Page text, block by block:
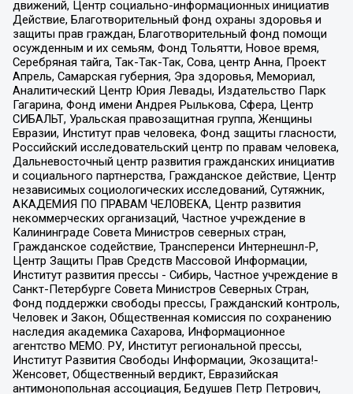
движений, Центр социально-информационных инициатив
Действие, Благотворительный фонд охраны здоровья и
защиты прав граждан, Благотворительный фонд помощи
осужденным и их семьям, Фонд Тольятти, Новое время,
Серебряная тайга, Так-Так-Так, Сова, центр Анна, Проект
Апрель, Самарская губерния, Эра здоровья, Мемориал,
Аналитический Центр Юрия Левады, Издательство Парк
Гагарина, Фонд имени Андрея Рылькова, Сфера, Центр
СИБАЛЬТ, Уральская правозащитная группа, Женщины
Евразии, Институт прав человека, Фонд защиты гласности,
Российский исследовательский центр по правам человека,
Дальневосточный центр развития гражданских инициатив
и социального партнерства, Гражданское действие, Центр
независимых социологических исследований, Сутяжник,
АКАДЕМИЯ ПО ПРАВАМ ЧЕЛОВЕКА, Центр развития
некоммерческих организаций, Частное учреждение в
Калининграде Совета Министров северных стран,
Гражданское содействие, Трансперенси Интернешнл-Р,
Центр Защиты Прав Средств Массовой Информации,
Институт развития прессы - Сибирь, Частное учреждение в
Санкт-Петербурге Совета Министров Северных Стран,
Фонд поддержки свободы прессы, Гражданский контроль,
Человек и Закон, Общественная комиссия по сохранению
наследия академика Сахарова, Информационное
агентство МЕМО. РУ, Институт региональной прессы,
Институт Развития Свободы Информации, Экозащита!-
Женсовет, Общественный вердикт, Евразийская
антимонопольная ассоциация, Бедушев Петр Петрович,